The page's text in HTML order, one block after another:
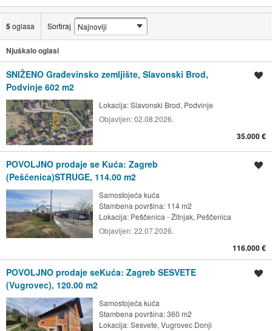
5oglasa Sortiraj
Njuškalo oglasi
SNIŽENO Građevinsko zemljište, Slavonski Brod,
Podvinje 602 m2
Lokacija:Slavonski Brod, Podvinje
Objavljen:02.08.2026.
35.000 €
POVOLJNO prodaje se Kuća: Zagreb
(Peščenica)STRUGE, 114.00 m2
Samostojeća kuća
Stambena površina: 114 m2
Lokacija: Peščenica - Žitnjak, Peščenica
Objavljen:22.07.2026.
116.000 €
POVOLJNO prodaje seKuća: Zagreb SESVETE
(Vugrovec), 120.00 m2
Samostojeća kuća
Stambena površina: 360 m2
Lokacija:Sesvete, Vugrovec Donji